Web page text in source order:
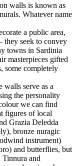
walls is known as
Whatever name
a public area,
they seek to convey
towns in Sardinia
masterpieces gifted
some completely
walls serve as a
the personality
we can find
figures of local
Grazia Deledda
bronze nuragic
instrument)
and butterflies, but
and